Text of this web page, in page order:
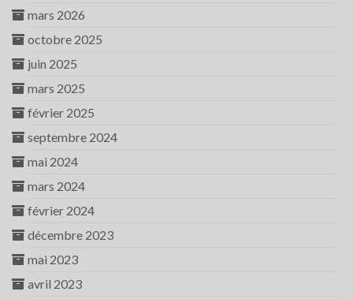
mars 2026
octobre 2025
juin 2025
mars 2025
février 2025
septembre 2024
mai 2024
mars 2024
février 2024
décembre 2023
mai 2023
avril 2023